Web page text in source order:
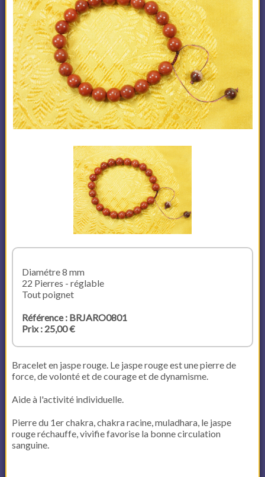
Diamétre 8 mm
22 Pierres - réglable
Tout poignet
Référence : BRJARO0801
Prix : 25,00 €
Bracelet en jaspe rouge. Le jaspe rouge est une pierre de
force, de volonté et de courage et de dynamisme.
Aide à l'activité individuelle.
Pierre du 1er chakra, chakra racine, muladhara, le jaspe
rouge réchauffe, vivifie favorise la bonne circulation
sanguine.